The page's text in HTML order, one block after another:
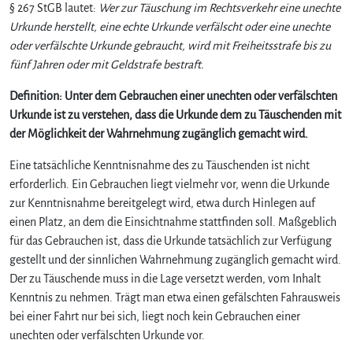
§ 267 StGB lautet: Wer zur Täuschung im Rechtsverkehr eine unechte
Urkunde herstellt, eine echte Urkunde verfälscht oder eine unechte
oder verfälschte Urkunde gebraucht, wird mit Freiheitsstrafe bis zu
fünf Jahren oder mit Geldstrafe bestraft.
Definition: Unter dem Gebrauchen einer unechten oder verfälschten
Urkunde ist zu verstehen, dass die Urkunde dem zu Täuschenden mit
der Möglichkeit der Wahrnehmung zugänglich gemacht wird.
Eine tatsächliche Kenntnisnahme des zu Täuschenden ist nicht
erforderlich. Ein Gebrauchen liegt vielmehr vor, wenn die Urkunde
zur Kenntnisnahme bereitgelegt wird, etwa durch Hinlegen auf
einen Platz, an dem die Einsichtnahme stattfinden soll. Maßgeblich
für das Gebrauchen ist, dass die Urkunde tatsächlich zur Verfügung
gestellt und der sinnlichen Wahrnehmung zugänglich gemacht wird.
Der zu Täuschende muss in die Lage versetzt werden, vom Inhalt
Kenntnis zu nehmen. Trägt man etwa einen gefälschten Fahrausweis
bei einer Fahrt nur bei sich, liegt noch kein Gebrauchen einer
unechten oder verfälschten Urkunde vor.